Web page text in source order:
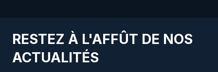
RESTEZ À L'AFFÛT DE NOS
ACTUALITÉS